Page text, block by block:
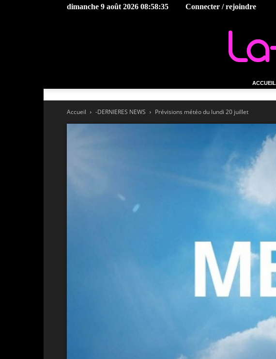
dimanche 9 août 2026 08:58:35 Connecter / rejoindre
ACCUEIL
Accueil -DERNIERES NEWS Prévisions météo du lundi 20 juillet